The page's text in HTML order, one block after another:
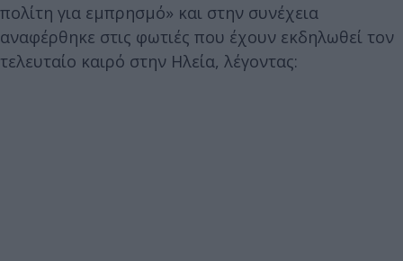
πολίτη για εμπρησμό» και στην συνέχεια
αναφέρθηκε στις φωτιές που έχουν εκδηλωθεί τον
τελευταίο καιρό στην Ηλεία, λέγοντας: